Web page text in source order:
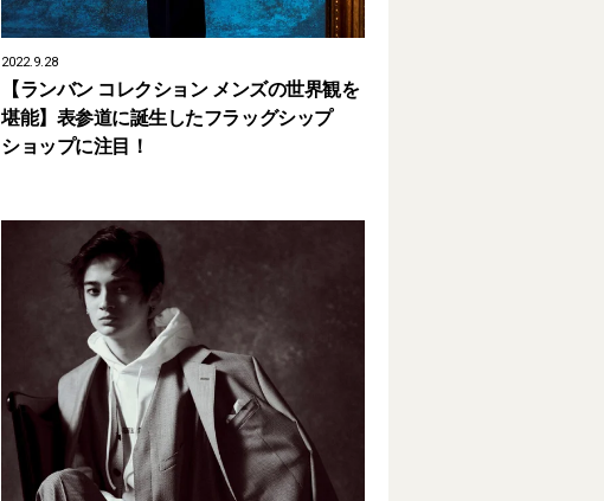
2022.9.28
【ランバン コレクション メンズの世界観を
堪能】表参道に誕生したフラッグシップ
ショップに注目！